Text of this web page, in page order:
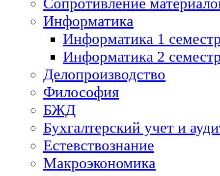
Информатика
Информатика 1
Информатика 2
Делопроизводство
Философия
БЖД
Бухгалтерский учет и
Естевствознание
Макроэкономика